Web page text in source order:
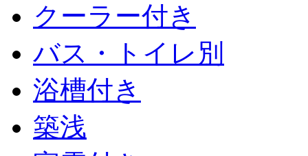
クーラー付き
バス・トイレ別
浴槽付き
築浅